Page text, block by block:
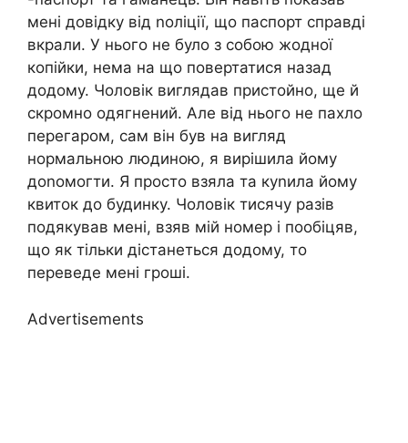
мені довідку від nоліції, що паспорт справді
вкрали. У нього не було з собою жодної
копійки, нема на що повертатися назад
додому. Чоловік виглядав пристойно, ще й
скромно одягнений. Але від нього не пахло
перегаром, сам він був на вигляд
нормальною людиною, я вирішила йому
доnомогти. Я просто взяла та куnила йому
квиток до будинку. Чоловік тисячу разів
подякував мені, взяв мій номер і пообіцяв,
що як тільки дістанеться додому, то
переведе мені гроші.
Advertisements